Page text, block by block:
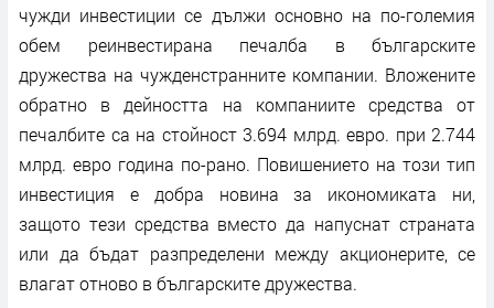
чужди инвестиции се дължи основно на по-големия
обем реинвестирана печалба в българските
дружества на чужденстранните компании. Вложените
обратно в дейността на компаниите средства от
печалбите са на стойност 3.694 млрд. евро. при 2.744
млрд. евро година по-рано. Повишението на този тип
инвестиция е добра новина за икономиката ни,
защото тези средства вместо да напуснат страната
или да бъдат разпределени между акционерите, се
влагат отново в българските дружества.